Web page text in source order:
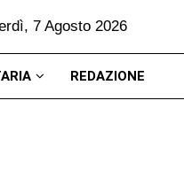
7 Agosto 2026
REDAZIONE